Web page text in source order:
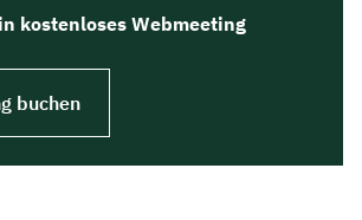
kostenloses Webmeeting
buchen